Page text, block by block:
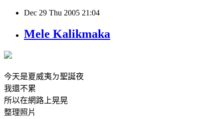
Dec 29 Thu 2005 21:04
Mele Kalikmaka
今天是夏威夷ㄉ聖誕夜
我還不累
所以在網路上晃晃
整理照片